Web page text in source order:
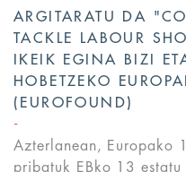
ARGITARATU DA
TACKLE LABOUR
IKEIK EGINA BIZI
HOBETZEKO
(EUROFOUND)
Azterlanean, Europako
pribatuk EBko 13